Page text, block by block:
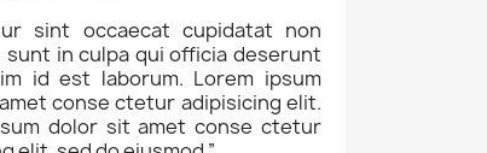
sint occaecat cupidatat non
sunt in culpa qui officia deserunt
id est laborum. Lorem ipsum
conse ctetur adipisicing elit.
dolor sit amet conse ctetur